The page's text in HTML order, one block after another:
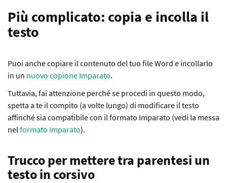
Più complicato: copia e incolla il
testo
Puoi anche copiare il contenuto del tuo file Word e incollarlo
in un nuovo copione Imparato.
Tuttavia, fai attenzione perché se procedi in questo modo,
spetta a te il compito (a volte lungo) di modificare il testo
affinché sia compatibile con il formato Imparato (vedi la messa
nelformato Imparato).
Trucco per mettere tra parentesi un
testo in corsivo